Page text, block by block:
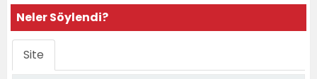
Neler Söylendi?
Site